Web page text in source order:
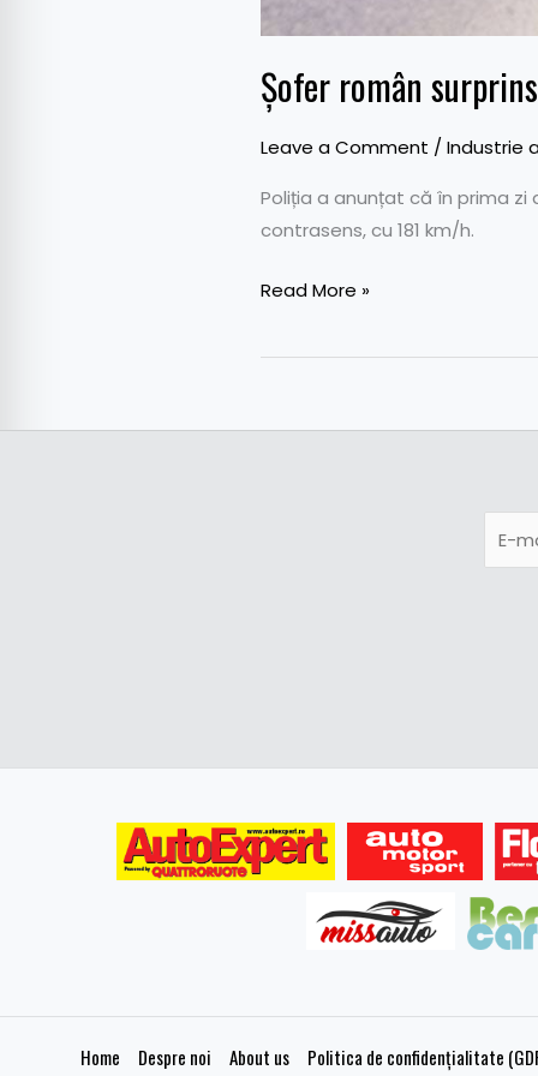
Șofer român
Leave a Comment / Industrie
Poliția a anunțat că în prima zi
contrasens, cu 181 km/h.
Read More »
Home Despre noi About us Politica de confidențialitate